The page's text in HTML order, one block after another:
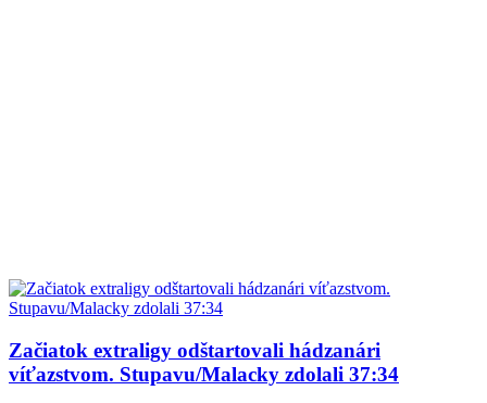
Začiatok extraligy odštartovali hádzanári
víťazstvom. Stupavu/Malacky zdolali 37:34